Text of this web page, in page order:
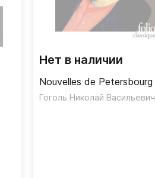
Нет в наличии
Nouvelles de Petersbourg
Гоголь Николай Васильевич